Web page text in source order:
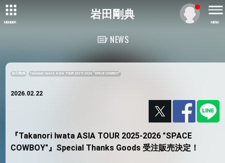
MEMBER MENU
岩田剛典
NEWS
岩田剛典 Takanori Iwata ASIA TOUR 2025-2026 "SPACE COWBOY"
2026.02.22
『Takanori Iwata ASIA TOUR 2025-2026 "SPACE
COWBOY"』Special Thanks Goods 受注販売決定！